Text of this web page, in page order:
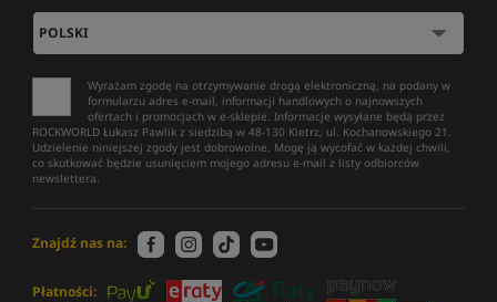
Wyrażam zgodę na otrzymywanie drogą elektroniczną, na podany w
formularzu adres e-mail, informacji handlowych o najnowszych
ofertach i promocjach w e-sklepie. Informacje wysyłane będą przez
ROCKWORLD Łukasz Pawlik z siedzibą w 48-130 Kietrz, ul. Kochanowskiego 21.
Udzielenie niniejszej zgody jest dobrowolne. Mogę ją wycofać w każdej chwili,
co skutkować będzie usunięciem mojego adresu e-mail z listy odbiorców
newslettera.
Znajdź nas na:
Płatności: